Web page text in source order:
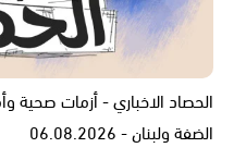
الحصاد الاخباري - أزمات صحية
الضفة ولبنان - 06.08.2026